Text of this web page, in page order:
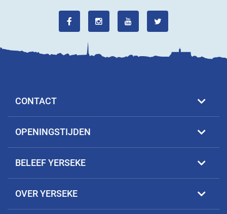
CONTACT
OPENINGSTIJDEN
BELEEF YERSEKE
OVER YERSEKE